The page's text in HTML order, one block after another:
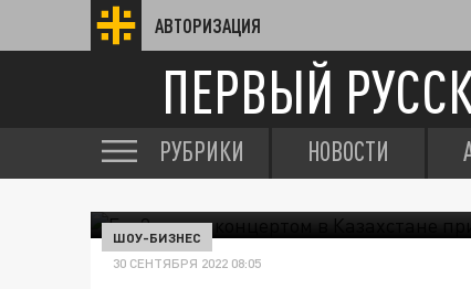
АВТОРИЗАЦИЯ
ПЕРВЫЙ
РУБРИКИ НОВОСТИ
ШОУ-БИЗНЕС
30 СЕНТЯБРЯ 2022 08:05